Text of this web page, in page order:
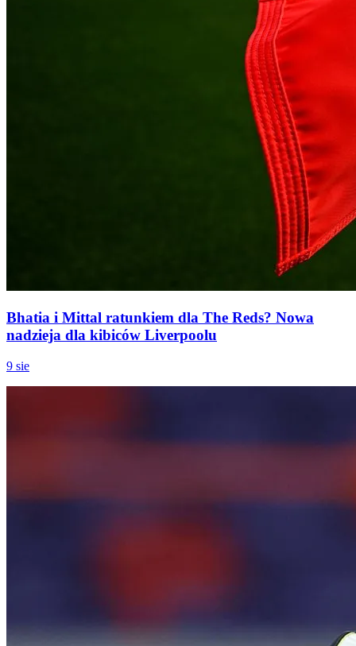
Bhatia i Mittal ratunkiem dla The Reds? Nowa
nadzieja dla kibiców Liverpoolu
9 sie